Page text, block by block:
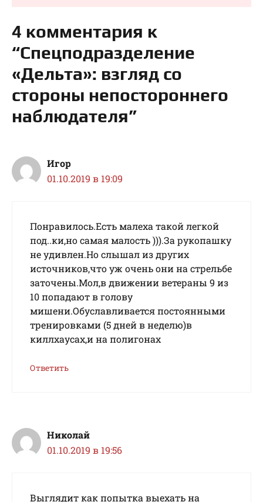
4 комментария к
“Спецподразделение
«Дельта»: взгляд со
стороны непостороннего
наблюдателя”
Игор
01.10.2019 в 19:09
Понравилось.Есть малеха такой легкой
под..ки,но самая малость ))).За рукопашку
не удивлен.Но слышал из других
источников,что уж очень они на стрельбе
заточены.Мол,в движении ветераны 9 из
10 попадают в голову
мишени.Обуславливается постоянными
тренировками (5 дней в неделю)в
киллхаусах,и на полигонах
Ответить
Николай
01.10.2019 в 19:56
Выглядит как попытка выехать на